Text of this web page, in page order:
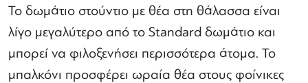
Το δωμάτιο στούντιο με θέα στη θάλασσα είναι
λίγο μεγαλύτερο από το Standard δωμάτιο και
μπορεί να φιλοξενήσει περισσότερα άτομα. Το
μπαλκόνι προσφέρει ωραία θέα στους φοίνικες